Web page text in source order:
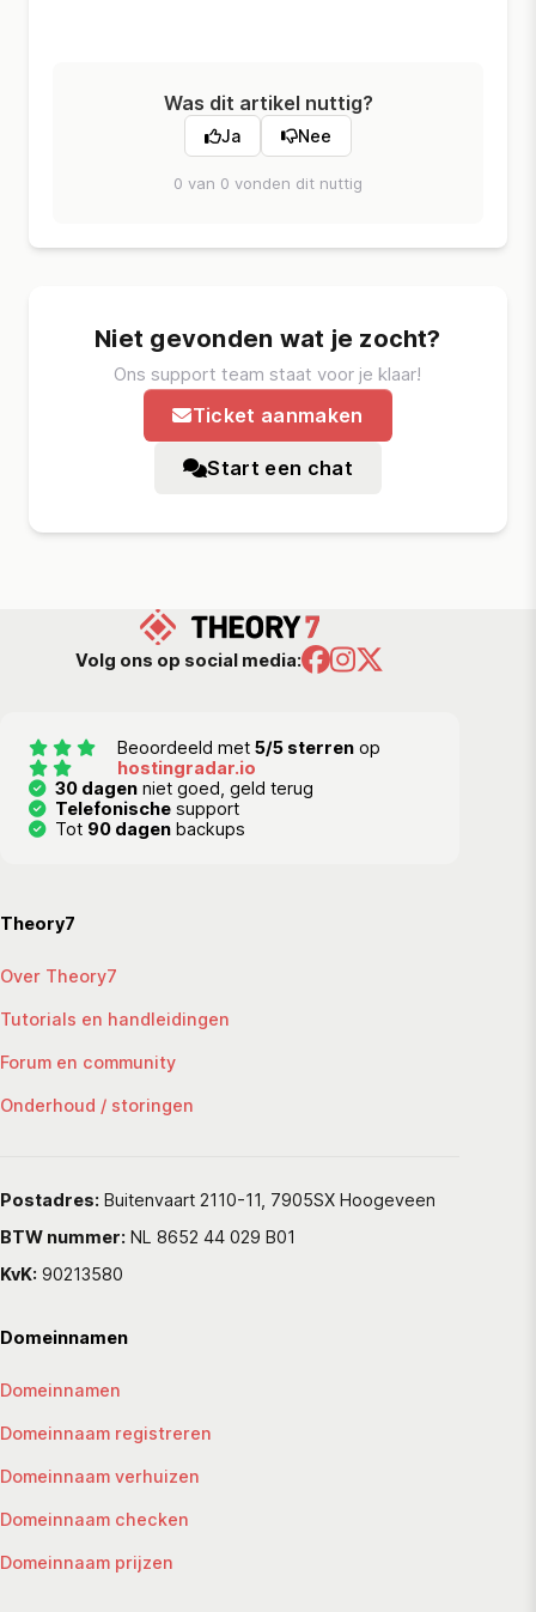
Was dit artikel nuttig?
Ja Nee
0 van 0 vonden dit nuttig
Niet gevonden wat je zocht?
Ons support team staat voor je klaar!
Ticket aanmaken
Start een chat
Volg ons op social media:
Beoordeeld met 5/5 sterrenop
hostingradar.io
30 dagen niet goed, geld terug
Telefonische support
Tot 90 dagen backups
Theory7
Over Theory7
Tutorials en handleidingen
Forum en community
Onderhoud / storingen
Postadres: Buitenvaart 2110-11, 7905SX Hoogeveen
BTW nummer: NL 8652 44 029 B01
KvK: 90213580
Domeinnamen
Domeinnamen
Domeinnaam registreren
Domeinnaam verhuizen
Domeinnaam checken
Domeinnaam prijzen